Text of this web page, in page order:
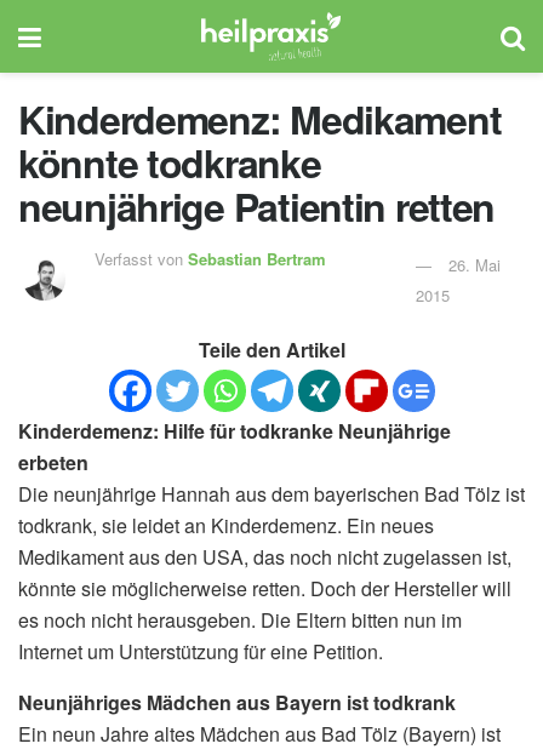
Kinderdemenz: Medikament
könnte todkranke
neunjährige Patientin retten
Verfasst vonSebastian Bertram
26. Mai
2015
Teile den Artikel
Kinderdemenz: Hilfe für todkranke Neunjährige
erbeten
Die neunjährige Hannah aus dem bayerischen Bad Tölz ist
todkrank, sie leidet an Kinderdemenz. Ein neues
Medikament aus den USA, das noch nicht zugelassen ist,
könnte sie möglicherweise retten. Doch der Hersteller will
es noch nicht herausgeben. Die Eltern bitten nun im
Internet um Unterstützung für eine Petition.
Neunjähriges Mädchen aus Bayern ist todkrank
Ein neun Jahre altes Mädchen aus Bad Tölz (Bayern) ist